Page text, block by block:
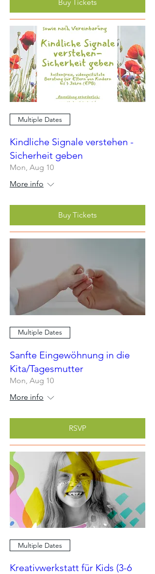
Buy Tickets
Multiple Dates
Kindliche Signale verstehen -
Sicherheit geben
Mon, Aug 10
More info
Buy Tickets
Multiple Dates
Sanfte Eingewöhnung in die
Kita/Tagesmutter
Mon, Aug 10
More info
RSVP
Multiple Dates
Kreativwerkstatt für Kids (3-6